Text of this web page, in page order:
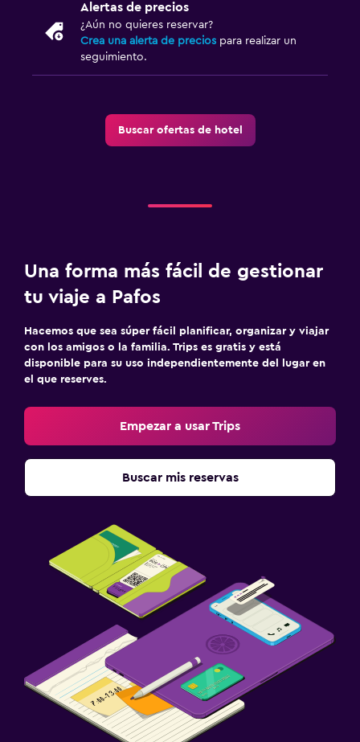
General
Habitaciones familiares
Piso de mosaico/mármol
Cámaras CCTV en zonas comunes
Lavandería
Lavandería
Servicios de lavandería/tintorería
Fax/fotocopiadora
Alertas de precios
¿Aún no quieres reservar?
Crea una alerta de precios para realizar un
seguimiento.
Buscar ofertas de hotel
Una forma más fácil de gestionar
tu viaje a Pafos
Hacemos que sea súper fácil planificar, organizar y viajar
con los amigos o la familia. Trips es gratis y está
disponible para su uso independientemente del lugar en
el que reserves.
Empezar a usar Trips
Buscar mis reservas